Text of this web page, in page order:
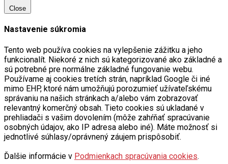
Close
Nastavenie súkromia
Tento web používa cookies na vylepšenie zážitku a jeho
funkcionalít. Niekoré z nich sú kategorizované ako základné a
sú potrebné pre normálne základné fungovanie webu.
Používame aj cookies tretích strán, napríklad Google či iné
mimo EHP, ktoré nám umožňujú porozumieť užívateľskému
správaniu na našich stránkach a/alebo vám zobrazovať
relevantný komerčný obsah. Tieto cookies sú ukladané v
prehliadači s vašim dovolením (môže zahŕňať spracúvanie
osobných údajov, ako IP adresa alebo iné). Máte možnosť si
jednotlivé súhlasy/oprávnený záujem prispôsobiť.
Ďalšie informácie v Podmienkach spracúvania cookies.